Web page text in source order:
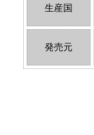
生産国
発売元